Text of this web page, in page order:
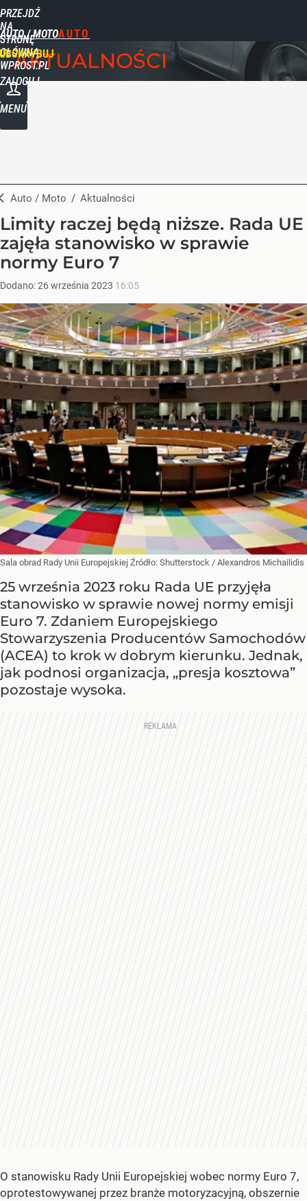
PRZEJDŹ
NA
STRONĘ
GŁÓWNĄ
WPROST.PL
AUTO / MOTO
ZALOGUJ
MENU
AKTUALNOŚCI
Auto / Moto / Aktualności
Limity raczej będą niższe. Rada UE
zajęła stanowisko w sprawie
normy Euro 7
Dodano:26września 2023 16:05
Sala obrad Rady Unii Europejskiej Źródło: Shutterstock / Alexandros Michailidis
25 września 2023 roku Rada UE przyjęła
stanowisko w sprawie nowej normy emisji
Euro 7. Zdaniem Europejskiego
Stowarzyszenia Producentów Samochodów
(ACEA) to krok w dobrym kierunku. Jednak,
jak podnosi organizacja, „presja kosztowa”
pozostaje wysoka.
O stanowisku Rady Unii Europejskiej wobec normy Euro 7,
oprotestowywanej przez branże motoryzacyjną, obszernie